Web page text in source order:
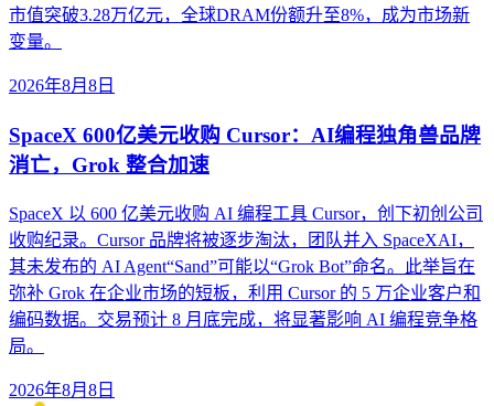
市值突破3.28万亿元，全球DRAM份额升至8%，成为市场新
变量。
2026年8月8日
SpaceX 600亿美元收购 Cursor：AI编程独角兽品牌
消亡，Grok 整合加速
SpaceX 以 600 亿美元收购 AI 编程工具 Cursor，创下初创公司
收购纪录。Cursor 品牌将被逐步淘汰，团队并入 SpaceXAI，
其未发布的 AI Agent“Sand”可能以“Grok Bot”命名。此举旨在
弥补 Grok 在企业市场的短板，利用 Cursor 的 5 万企业客户和
编码数据。交易预计 8 月底完成，将显著影响 AI 编程竞争格
局。
2026年8月8日